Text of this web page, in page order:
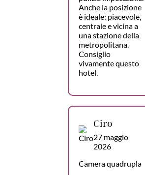
Anche la posizione
è ideale: piacevole,
centrale e vicina a
una stazione della
metropolitana.
Consiglio
vivamente questo
hotel.
Ciro
27 maggio
2026
Camera quadrupla